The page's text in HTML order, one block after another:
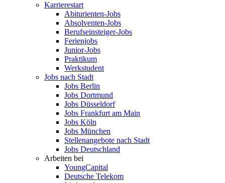
Karrierestart
Abiturienten-Jobs
Absolventen-Jobs
Berufseinsteiger-Jobs
Ferienjobs
Junior-Jobs
Praktikum
Werkstudent
Jobs nach Stadt
Jobs Berlin
Jobs Dortmund
Jobs Düsseldorf
Jobs Frankfurt am Main
Jobs Köln
Jobs München
Stellenangebote nach Stadt
Jobs Deutschland
Arbeiten bei
YoungCapital
Deutsche Telekom